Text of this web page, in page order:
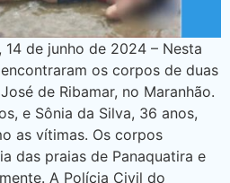
14 de junho de 2024 – Nesta
os corpos de duas
de Ribamar, no Maranhão.
e Sônia da Silva, 36 anos,
as vítimas. Os corpos
das praias de Panaquatira e
A Polícia Civil do